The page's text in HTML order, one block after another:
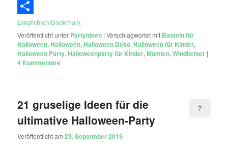
Email
Empfehlen/Bookmark
Veröffentlicht unter Partyideen |Verschlagwortet mit Basteln für
Halloween,Halloween,Halloween Deko,Halloween für Kinder,
Halloween Party,Halloweenparty für Kinder,Mumien,Windlichter |
4 Kommentare
21 gruselige Ideen für die
ultimative Halloween-Party
Veröffentlicht am23. September 2019
7